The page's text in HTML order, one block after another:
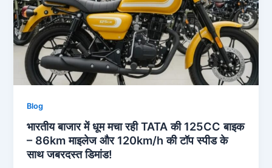
Blog
भारतीय बाजार में धूम मचा रही TATA की 125CC बाइक
– 86km माइलेज और 120km/h की टॉप स्पीड के
साथ जबरदस्त डिमांड!